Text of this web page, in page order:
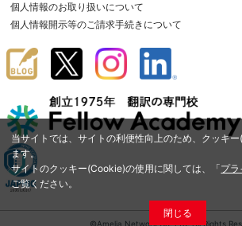
当サイトでは、サイトの利便性向上のため、クッキ
ます。
サイトのクッキー(Cookie)の使用に関しては、「プ
ご覧ください。
閉じる
個人情報のお取り扱いについて
個人情報開示等のご請求手続きについて
©Amelia Network Co.,Ltd. All Rights